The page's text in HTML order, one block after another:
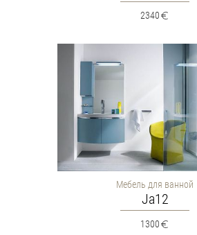
2340
Мебель для ванной
Ja12
1300